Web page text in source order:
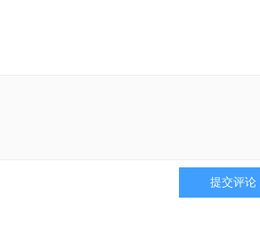
提交评论